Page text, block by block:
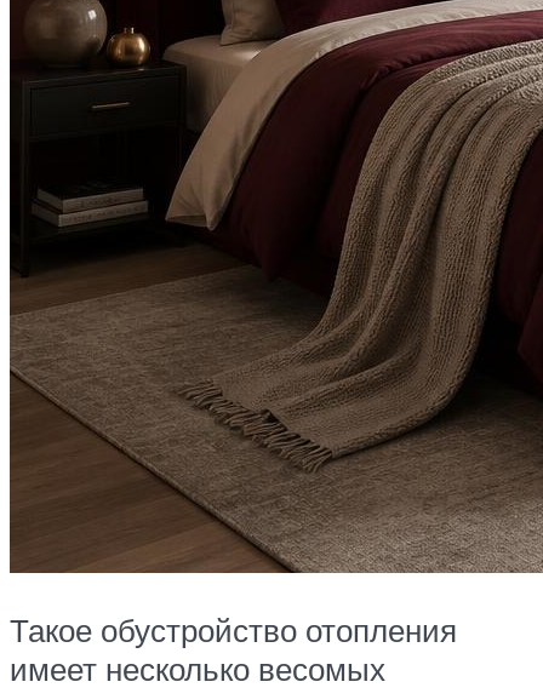
Такое обустройство отопления
имеет несколько весомых